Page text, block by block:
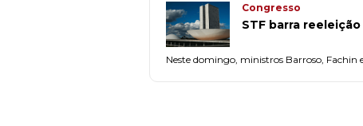
Congresso
STF barra
Neste domingo, ministros Barroso,